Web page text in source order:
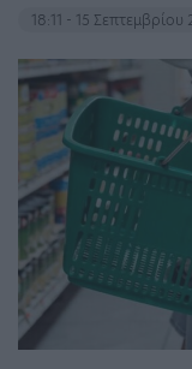
18:11 - 15 Σεπτεμβρίου